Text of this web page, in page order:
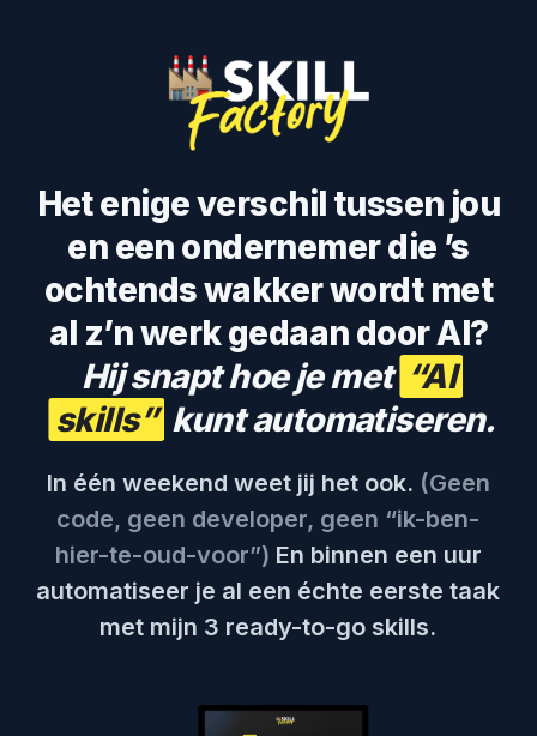
Het enige verschil tussen jou
en een ondernemer die ’s
ochtends wakker wordt met
al z’n werk gedaan door AI?
Hij snapt hoe je met “AI
skills” kunt automatiseren.
In één weekend weet jij het ook. (Geen
code, geen developer, geen “ik-ben-
hier-te-oud-voor”) En binnen een uur
automatiseer je al een échte eerste taak
met mijn 3 ready-to-go skills.